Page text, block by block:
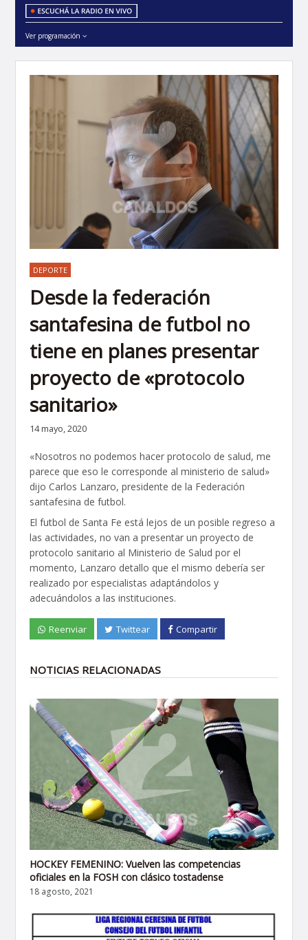
Ver programación
DEPORTE
Desde la federación
santafesina de futbol no
tiene en planes presentar
proyecto de «protocolo
sanitario»
14 mayo, 2020
«Nosotros no podemos hacer protocolo de salud, me
parece que eso le corresponde al ministerio de salud»
dijo Carlos Lanzaro, presidente de la Federación
santafesina de futbol.
El futbol de Santa Fe está lejos de un posible regreso a
las actividades, no van a presentar un proyecto de
protocolo sanitario al Ministerio de Salud por el
momento, Lanzaro detallo que el mismo debería ser
realizado por especialistas adaptándolos y
adecuándolos a las instituciones.
Reenviar Twittear Compartir
NOTICIAS RELACIONADAS
HOCKEY FEMENINO: Vuelven las competencias
oficiales en la FOSH con clásico tostadense
18 agosto, 2021